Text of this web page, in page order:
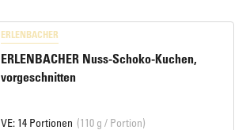
ERLENBACHER
ERLENBACHER Nuss-Schoko-Kuchen,
vorgeschnitten
VE: 14 Portionen (110 g / Portion)